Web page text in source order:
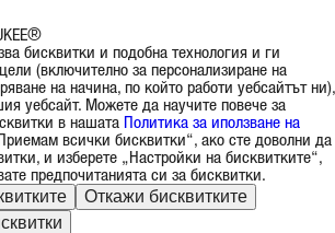
бисквитки и подобна технология и ги
(включително за персонализиране на
на начина, по който работи уебсайтът ни),
уебсайт. Можете да научите повече за
в нашата Политика за иползване на
всички бисквитки“, ако сте доволни да
и изберете „Настройки на бисквитките“,
предпочитанията си за бисквитки.
Откажи бисквитките